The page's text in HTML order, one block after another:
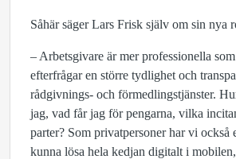
Såhär säger Lars Frisk själv om sin nya
– Arbetsgivare är mer professionella
efterfrågar en större tydlighet och
rådgivnings- och förmedlingstjänster.
jag, vad får jag för pengarna, vilka
parter? Som privatpersoner har vi också
kunna lösa hela kedjan digitalt i